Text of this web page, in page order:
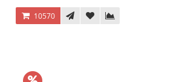
10570